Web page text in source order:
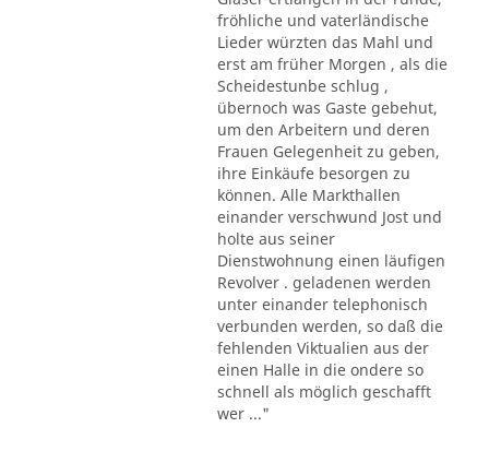
fröhliche und vaterländische
Lieder würzten das Mahl und
erst am früher Morgen , als die
Scheidestunbe schlug ,
übernoch was Gaste gebehut,
um den Arbeitern und deren
Frauen Gelegenheit zu geben,
ihre Einkäufe besorgen zu
können. Alle Markthallen
einander verschwund Jost und
holte aus seiner
Dienstwohnung einen läufigen
Revolver . geladenen werden
unter einander telephonisch
verbunden werden, so daß die
fehlenden Viktualien aus der
einen Halle in die ondere so
schnell als möglich geschafft
wer ..."